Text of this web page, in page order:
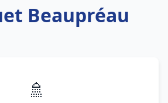
Beaupréau
🚿